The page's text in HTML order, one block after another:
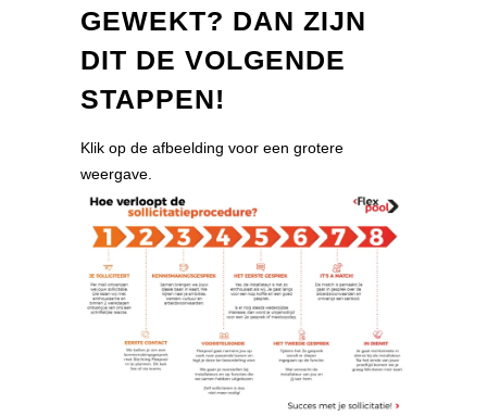
GEWEKT? DAN ZIJN
DIT DE VOLGENDE
STAPPEN!
Klik op de afbeelding voor een grotere
weergave.